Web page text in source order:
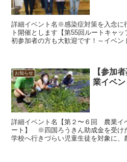
詳細イベント名※感染症対策を入念に
ト開催とします【第55回ルートキャ
初参加者の方も大歓迎です！～イベ
お知らせ
【参加
業イベン
詳細イベント名【第２〜６回 農業
ート】 ※四国ろうきん助成金を受け
学校へ行きづらい児童生徒を対象に、